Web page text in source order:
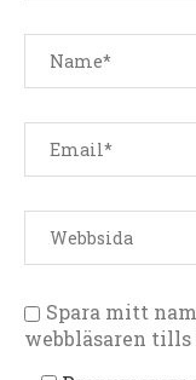
Spara mitt
webbläsaren tills